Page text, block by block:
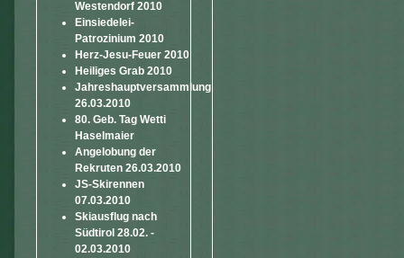
Westendorf 2010
Einsiedelei-
Patrozinium 2010
Herz-Jesu-Feuer 2010
Heiliges Grab 2010
Jahreshauptversammlung
26.03.2010
80. Geb. Tag Wetti
Haselmaier
Angelobung der
Rekruten 26.03.2010
JS-Skirennen
07.03.2010
Skiausflug nach
Südtirol 28.02. -
02.03.2010